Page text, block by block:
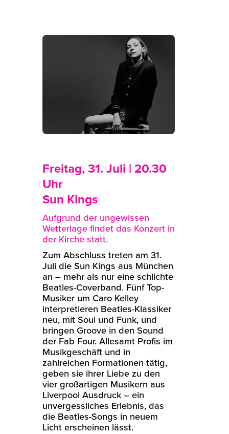
Freitag, 31. Juli | 20.30
Uhr
Sun Kings
Aufgrund der ungewissen
Wetterlage findet das Konzert in
der Kirche statt.
Zum Abschluss treten am 31.
Juli die Sun Kings aus München
an – mehr als nur eine schlichte
Beatles-Coverband. Fünf Top-
Musiker um Caro Kelley
interpretieren Beatles-Klassiker
neu, mit Soul und Funk, und
bringen Groove in den Sound
der Fab Four. Allesamt Profis im
Musikgeschäft und in
zahlreichen Formationen tätig,
geben sie ihrer Liebe zu den
vier großartigen Musikern aus
Liverpool Ausdruck – ein
unvergessliches Erlebnis, das
die Beatles-Songs in neuem
Licht erscheinen lässt.